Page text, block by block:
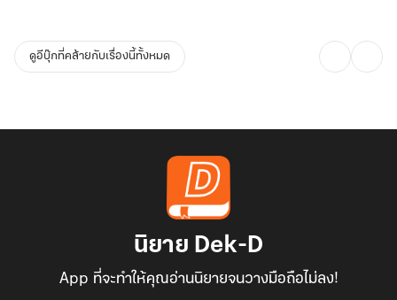
ดูอีบุ๊กที่คล้ายกับเรื่องนี้ทั้งหมด
นิยาย Dek-D
App ที่จะทำให้คุณอ่านนิยายจนวางมือถือไม่ลง!